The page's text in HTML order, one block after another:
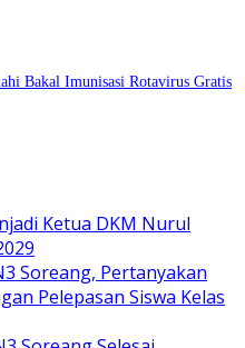
Bakal Imunisasi Rotavirus Gratis
Ketua DKM Nurul
Soreang, Pertanyakan
Pelepasan Siswa Kelas